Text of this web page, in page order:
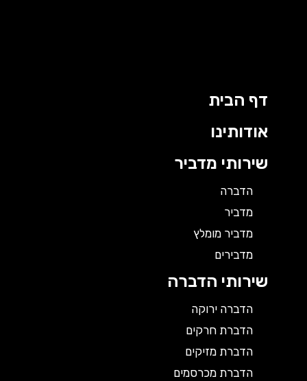
דף הבית
אודותינו
שירותי מדביר
הדברה
מדביר
מדביר מומלץ
מדבירים
שירותי הדברה
הדברה ירוקה
הדברת חרקים
הדברת מזיקים
הדברת מכרסמים